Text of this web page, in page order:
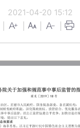
2021-04-20 15:12